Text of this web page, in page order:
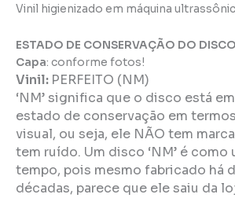
Vinil higienizado em máquina
ESTADO DE CONSERVAÇÃO DO DISCO
Capa: conforme fotos!
Vinil: PERFEITO (NM)
‘NM’ significa que o disco está
estado de conservação em
visual, ou seja, ele NÃO tem
tem ruído. Um disco ‘NM’ é como
tempo, pois mesmo fabricado há
décadas, parece que ele saiu da